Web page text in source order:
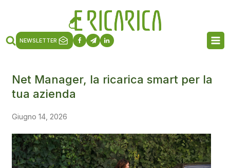
NEWSLETTER
Net Manager, la ricarica smart per la
tua azienda
Giugno 14, 2026